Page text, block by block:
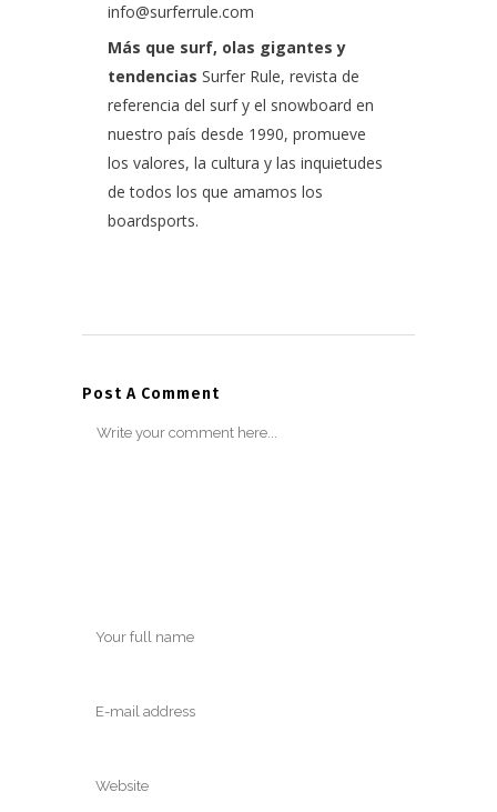
info@surferrule.com
Más que surf, olas gigantes y
tendencias Surfer Rule, revista de
referencia del surf y el snowboard en
nuestro país desde 1990, promueve
los valores, la cultura y las inquietudes
de todos los que amamos los
boardsports.
Post A Comment